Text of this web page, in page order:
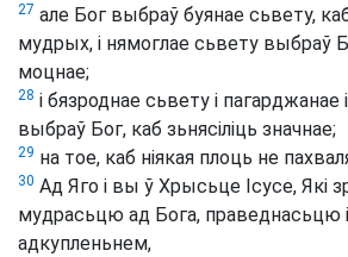
27 але Бог выбраў буянае сьвету,
мудрых, і нямоглае сьвету выбраў
моцнае;
28 і бязроднае сьвету і пагарджанае
выбраў Бог, каб зьнясіліць значнае;
29 на тое, каб ніякая плоць не
30 Ад Яго і вы ў Хрысьце Ісусе, Які
мудрасьцю ад Бога, праведнасьцю
адкупленьнем,